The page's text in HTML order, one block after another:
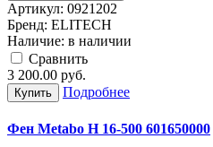
Артикул: 0921202
Бренд: ELITECH
Наличие: в наличии
Cравнить
3 200.00 руб.
Купить Подробнее
Фен Metabo H 16-500 601650000